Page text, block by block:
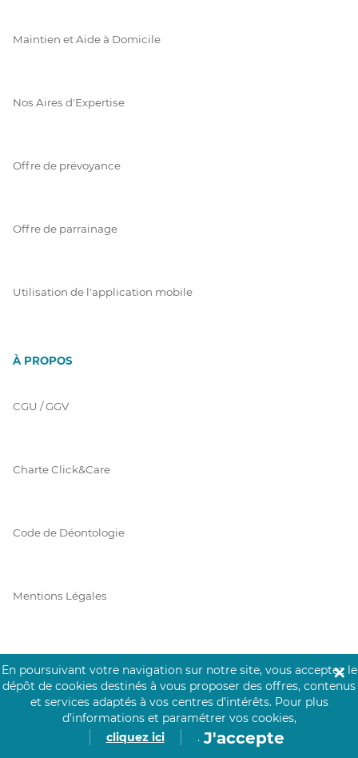
Maintien et Aide à Domicile
Nos Aires d'Expertise
Offre de prévoyance
Offre de parrainage
Utilisation de l'application mobile
À PROPOS
CGU / GGV
Charte Click&Care
Code de Déontologie
Mentions Légales
Protection des Données
En poursuivant votre navigation sur notre site, vous acceptez le
dépôt de cookies destinés à vous proposer des offres, contenus
et services adaptés à vos centres d’intérêts. Pour plus
d’informations et paramétrer vos cookies,
cliquez ici
. J'accepte
✕